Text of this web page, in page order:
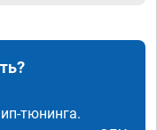
тюнинга.